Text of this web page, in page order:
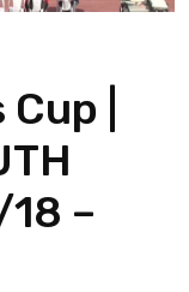
|
–